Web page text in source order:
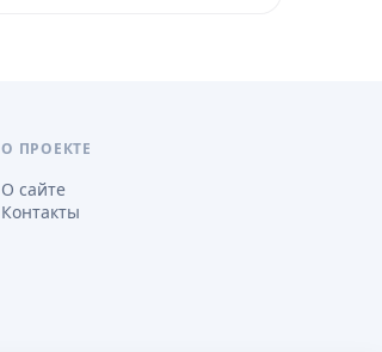
О ПРОЕКТЕ
О сайте
Контакты